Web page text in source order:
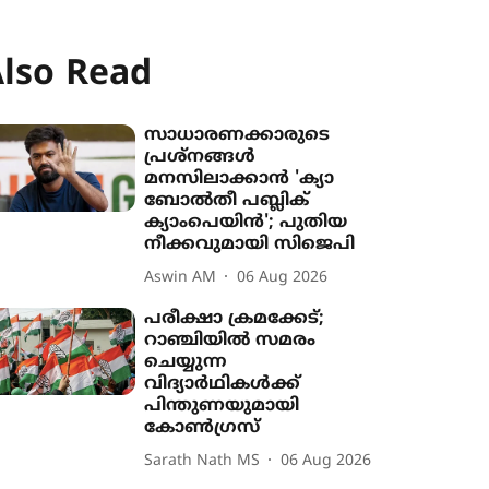
Read
സാധാരണക്കാരുടെ
പ്രശ്നങ്ങൾ
മനസിലാക്കാൻ 'ക‍്യാ
ബോൽതീ പബ്ലിക്
ക‍്യാംപെയിൻ'; പുതിയ
നീക്കവുമായി സിജെപി
Aswin AM 06 Aug 2026
പരീക്ഷാ ക്രമക്കേട്;
റാഞ്ചിയിൽ സമരം
ചെയ്യുന്ന
വിദ്യാർഥികൾക്ക്
പിന്തുണയുമായി
കോൺഗ്രസ്
Sarath Nath MS 06 Aug 2026